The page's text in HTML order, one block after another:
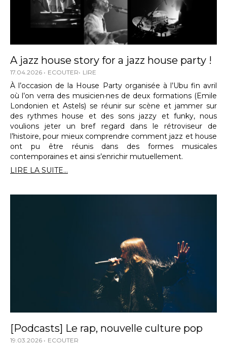
A jazz house story for a jazz house party !
17.04.2026 ECOUTER LIRE
À l’occasion de la House Party organisée à l’Ubu fin avril
où l’on verra des musicien·nes de deux formations (Emile
Londonien et Astels) se réunir sur scène et jammer sur
des rythmes house et des sons jazzy et funky, nous
voulions jeter un bref regard dans le rétroviseur de
l’histoire, pour mieux comprendre comment jazz et house
ont pu être réunis dans des formes musicales
contemporaines et ainsi s’enrichir mutuellement.
LIRE LA SUITE...
[Podcasts] Le rap, nouvelle culture pop
19.03.2026 ECOUTER